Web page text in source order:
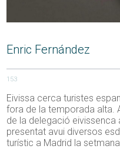
Enric Fernández
153
Eivissa cerca turistes
fora de la temporada alta.
de la delegació eivissenca
presentat avui diversos
turístic a Madrid la